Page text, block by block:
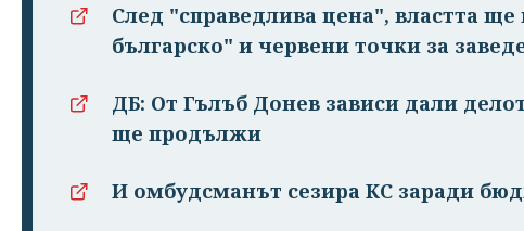
След "справедлива цена", властта
българско" и червени точки за
ДБ: От Гълъб Донев зависи дали
ще продължи
И омбудсманът сезира КС заради